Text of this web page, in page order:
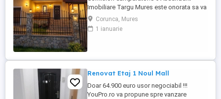
Imobiliare Targu Mures este onorata sa va
propuna spre vanzare o iubita rezidenta, intr-o
zona cu peisaj mirific din Corunca, Mures.
Aceasta locuinta spectaculoasa, cu o
amplasata ...
Corunca, Mures
1 ianuarie
Renovat Etaj 1 Noul Mall
Doar 64.900 euro usor negociabil !!!
YouPro.ro va propune spre vanzare